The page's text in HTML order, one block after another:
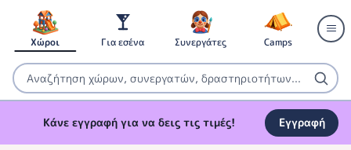
Χώροι Για εσένα Συνεργάτες Camps
Κάνε εγγραφή για να δεις τις τιμές! Εγγραφή